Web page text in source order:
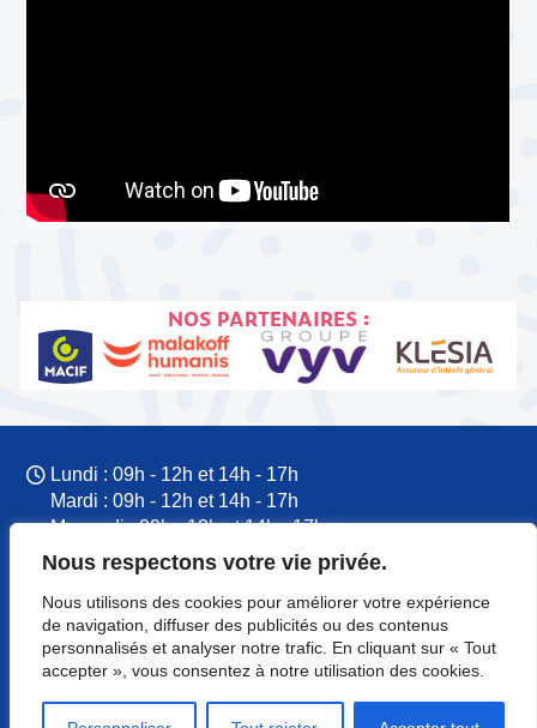
Nous respectons votre vie privée.
Nous utilisons des cookies pour améliorer votre expérience
de navigation, diffuser des publicités ou des contenus
personnalisés et analyser notre trafic. En cliquant sur « Tout
accepter », vous consentez à notre utilisation des cookies.
NOS PARTENAIRES :
Lundi : 09h - 12h et 14h - 17h
Mardi : 09h - 12h et 14h - 17h
Mercredi : 09h - 12h et 14h - 17h
Jeudi : 09h - 12h et 14h - 17h
Vendredi : 09h - 12h et 14h - 17h
09 77 60 53 37
CFTC Normandie
8 rue du Colonel Rémy
14000 Caen